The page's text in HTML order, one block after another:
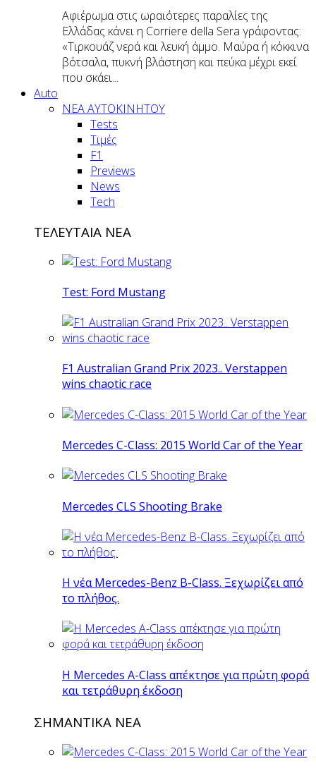
Αφιέρωμα στις ωραιότερες παραλίες της
Ελλάδας κάνει η Corriere della Sera γράφοντας:
«Τιρκουάζ νερά και λευκή άμμο. Μαύρα ή κόκκινα
βότσαλα, πυκνή βλάστηση και πεύκα μέχρι εκεί
που σκάει...
Auto
NEA AYTOKINHTOY
Tests
Τιμές
F1
Previews
News
Tech
ΤΕΛΕΥΤΑΙΑ ΝΕΑ
Test: Ford Mustang
F1 Australian Grand Prix 2023.. Verstappen
wins chaotic race
Mercedes C-Class: 2015 World Car of the Year
Mercedes CLS Shooting Brake
Η νέα Mercedes-Benz B-Class. Ξεχωρίζει από
το πλήθος.
H Mercedes Α-Class απέκτησε για πρώτη φορά
και τετράθυρη έκδοση
ΣΗΜΑΝΤΙΚΑ ΝΕΑ